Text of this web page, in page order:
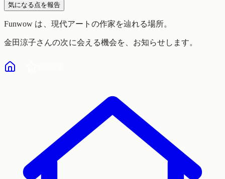
気になる点を報告
Funwow は、現代アートの作家を辿れる場所。
金田涼子さんの次に会える機会を、お知らせします。